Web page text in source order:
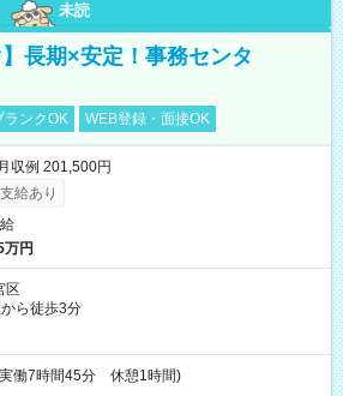
未読
】長期×安定！事務センタ
ランクOK WEB登録・面接OK
例 201,500円
給あり
円
区
ら徒歩3分
働7時間45分 休憩1時間)